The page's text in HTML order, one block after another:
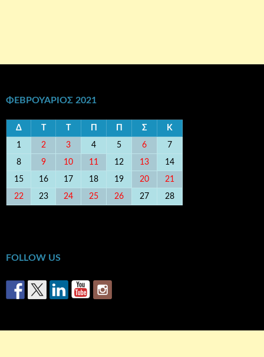
ΦΕΒΡΟΥΆΡΙΟΣ 2021
Δ Τ Τ Π Π Σ Κ
1 2 3 4 5 6 7
8 9 10 11 12 13 14
15 16 17 18 19 20 21
22 23 24 25 26 27 28
FOLLOW US